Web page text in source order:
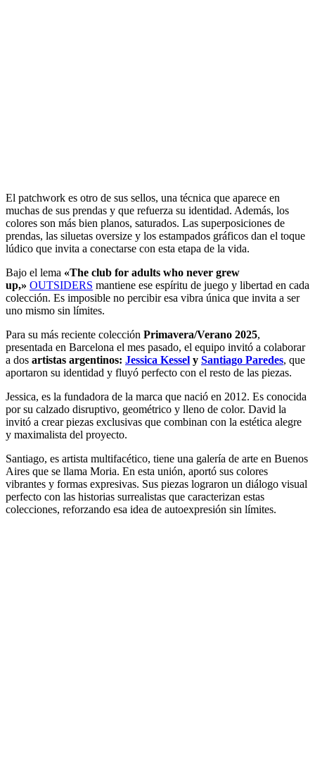
El patchwork es otro de sus sellos, una técnica que aparece en
muchas de sus prendas y que refuerza su identidad. Además, los
colores son más bien planos, saturados. Las superposiciones de
prendas, las siluetas oversize y los estampados gráficos dan el toque
lúdico que invita a conectarse con esta etapa de la vida.
Bajo el lema «The club for adults who never grew
up,» OUTSIDERS mantiene ese espíritu de juego y libertad en cada
colección. Es imposible no percibir esa vibra única que invita a ser
uno mismo sin límites.
Para su más reciente colección Primavera/Verano 2025,
presentada en Barcelona el mes pasado, el equipo invitó a colaborar
a dos artistas argentinos: Jessica Kessel y Santiago Paredes, que
aportaron su identidad y fluyó perfecto con el resto de las piezas.
Jessica, es la fundadora de la marca que nació en 2012. Es conocida
por su calzado disruptivo, geométrico y lleno de color. David la
invitó a crear piezas exclusivas que combinan con la estética alegre
y maximalista del proyecto.
Santiago, es artista multifacético, tiene una galería de arte en Buenos
Aires que se llama Moria. En esta unión, aportó sus colores
vibrantes y formas expresivas. Sus piezas lograron un diálogo visual
perfecto con las historias surrealistas que caracterizan estas
colecciones, reforzando esa idea de autoexpresión sin límites.